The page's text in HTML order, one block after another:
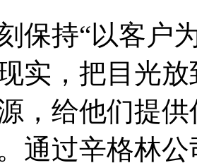
保持“以客户
实，把目光
，给他们提
通过辛格林